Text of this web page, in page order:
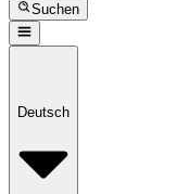
Suchen
Deutsch